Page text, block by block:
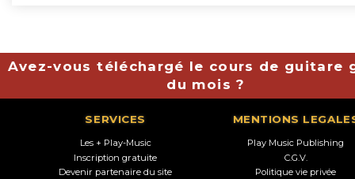
Avez-vous téléchargé le cours de guitare
du mois ?
SERVICES
Les + Play-Music
Inscription gratuite
Devenir partenaire du site
MENTIONS
Play Music Publishing
C.G.V.
Politique vie privée